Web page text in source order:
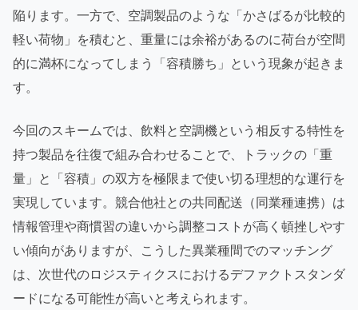
陥ります。一方で、空調製品のような「かさばるが比較的
軽い荷物」を積むと、重量には余裕があるのに荷台が空間
的に満杯になってしまう「容積勝ち」という現象が起きま
す。
今回のスキームでは、飲料と空調機という相反する特性を
持つ製品を往復で組み合わせることで、トラックの「重
量」と「容積」の双方を極限まで使い切る理想的な運行を
実現しています。競合他社との共同配送（同業種連携）は
情報管理や商慣習の違いから調整コストが高く頓挫しやす
い傾向がありますが、こうした異業種間でのマッチング
は、次世代のロジスティクスにおけるデファクトスタンダ
ードになる可能性が高いと考えられます。